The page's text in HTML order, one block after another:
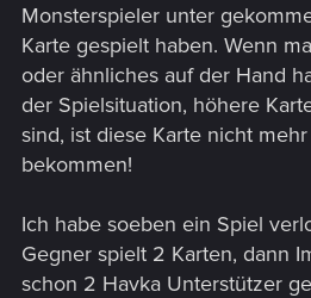
Monsterspieler unter
Karte gespielt haben. Wenn
oder ähnliches auf der Hand
der Spielsituation, höhere
sind, ist diese Karte nicht
bekommen!
Ich habe soeben ein Spiel
Gegner spielt 2 Karten, dann
schon 2 Havka Unterstützer